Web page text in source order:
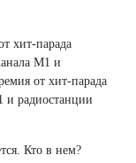
хит-парада
М1 и
от хит-парада
и радиостанции
Кто в нем?